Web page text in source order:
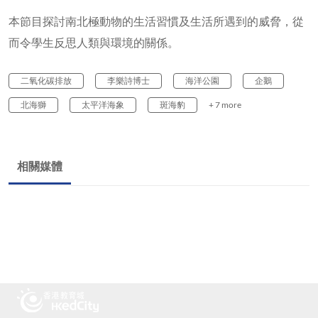
本節目探討南北極動物的生活習慣及生活所遇到的威脅，從
而令學生反思人類與環境的關係。
二氧化碳排放 李樂詩博士 海洋公園 企鵝
北海獅 太平洋海象 斑海豹 + 7 more
相關媒體